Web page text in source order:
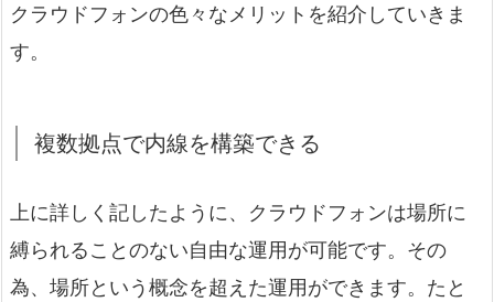
クラウドフォンの色々なメリットを紹介していきま
す。
複数拠点で内線を構築できる
上に詳しく記したように、クラウドフォンは場所に
縛られることのない自由な運用が可能です。その
為、場所という概念を超えた運用ができます。たと